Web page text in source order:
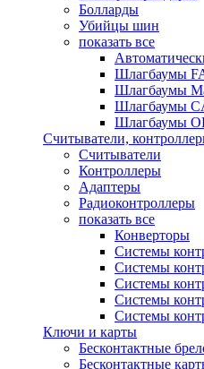
Болларды
Убийцы шин
показать все
Шлагбаумы
Шлагбаумы
Шлагбаумы
Шлагбаумы
Считыватели,
Считыватели
Контроллеры
Адаптеры
Радиоконтроллеры
показать все
Конверторы
Системы
Системы
Системы
Системы
Системы
Ключи и карты
Бесконтактные
Бесконтактные